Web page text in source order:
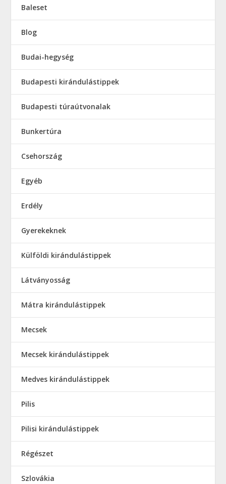
Baleset
Blog
Budai-hegység
Budapesti kirándulástippek
Budapesti túraútvonalak
Bunkertúra
Csehország
Egyéb
Erdély
Gyerekeknek
Külföldi kirándulástippek
Látványosság
Mátra kirándulástippek
Mecsek
Mecsek kirándulástippek
Medves kirándulástippek
Pilis
Pilisi kirándulástippek
Régészet
Szlovákia